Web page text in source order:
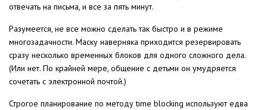
отвечать на письма, и все за пять минут.
Разумеется, не все можно сделать так быстро и в режиме
многозадачности. Маску наверняка приходится резервировать
сразу несколько временных блоков для одного сложного дела.
(Или нет. По крайней мере, общение с детьми он умудряется
сочетать с электронной почтой.)
Строгое планирование по методу time blocking используют едва